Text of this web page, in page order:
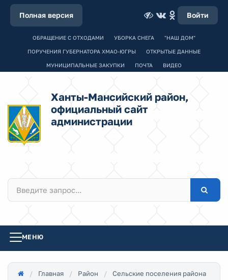
Полная версия Войти
ОБРАЩЕНИЕ С ОТХОДАМИ УБОРКА СНЕГА "НАШ ДОМ"
ПОРУЧЕНИЯ ГУБЕРНАТОРА ХМАО-ЮГРЫ ОТКРЫТЫЕ ДАННЫЕ
МУНИЦИПАЛЬНЫЕ ЗАКУПКИ ПОЧТА ВИДЕО
Ханты-Мансийский район,
официальный сайт
администрации
МЕНЮ
Главная Район
Сельские поселения района